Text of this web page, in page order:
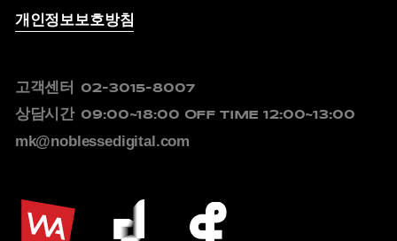
개인정보보호방침
고객센터 02-3015-8007
상담시간 09:00~18:00 OFF TIME 12:00~13:00
mk@noblessedigital.com